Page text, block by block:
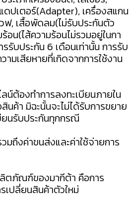
ดปเตอร์(Adapter), เครื่องสแกน
ฟ, เสื้อพัดลม(ไม่รับประกันตัว
อน(ไส้ความร้อนไม่รวมอยู่ในกา
รับประกัน 6 เดือนเท่านั้น การรับ
ามเสียหายที่เกิดจากการใช้งาน
น์ต้องทำการลงทะเบียนภายใน
ค้า มิฉะนั้นจะไม่ได้รับการขยาย
ยนรับประกันทุกกรณี
มถึงค่าขนส่งและค่าใช้จ่ายการ
ลิตภัณฑ์ของมากีต้า คือการ
เปลี่ยนสินค้าตัวใหม่